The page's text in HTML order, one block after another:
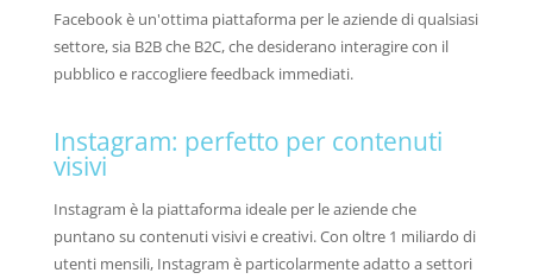
Facebook è un'ottima piattaforma per le aziende di qualsiasi
settore, sia B2B che B2C, che desiderano interagire con il
pubblico e raccogliere feedback immediati.
Instagram: perfetto per contenuti
visivi
Instagram è la piattaforma ideale per le aziende che
puntano su contenuti visivi e creativi. Con oltre 1 miliardo di
utenti mensili, Instagram è particolarmente adatto a settori